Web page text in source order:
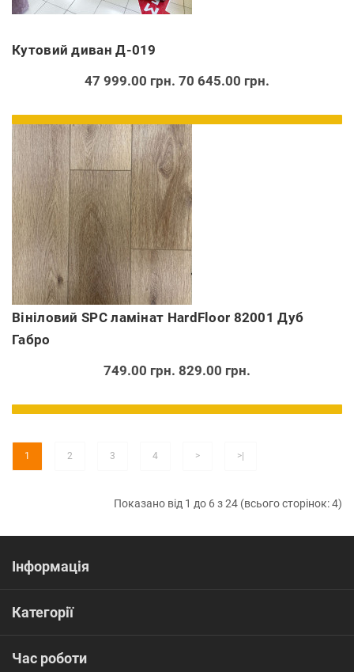
Кутовий диван Д-019
47 999.00 грн. 70 645.00 грн.
Вініловий SPC ламінат HardFloor 82001 Дуб
Габро
749.00 грн. 829.00 грн.
1 2 3 4 > >|
Показано від 1 до 6 з 24 (всього сторінок: 4)
Інформація
Категорії
Час роботи